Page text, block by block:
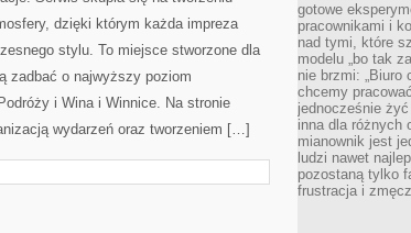
dzięki którym każda impreza
stylu. To miejsce stworzone dla
zadbać o najwyższy poziom
i Wina i Winnice. Na stronie
wydarzeń oraz tworzeniem […]
gotowe
pracownikami i
nad tymi, które
modelu „bo tak
nie brzmi: „Biuro
chcemy
jednocześnie
inna dla różnych
mianownik jest
ludzi nawet
pozostaną tylko
frustracja i